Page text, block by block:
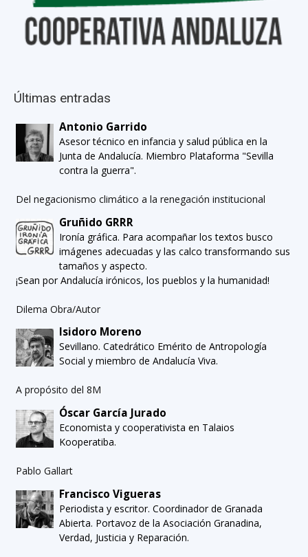
Últimas entradas
Antonio Garrido
Asesor técnico en infancia y salud pública en la
Junta de Andalucía. Miembro Plataforma "Sevilla
contra la guerra".
Del negacionismo climático a la renegación institucional
Gruñido GRRR
Ironía gráfica. Para acompañar los textos busco
imágenes adecuadas y las calco transformando sus
tamaños y aspecto.
¡Sean por Andalucía irónicos, los pueblos y la humanidad!
Dilema Obra/Autor
Isidoro Moreno
Sevillano. Catedrático Emérito de Antropología
Social y miembro de Andalucía Viva.
A propósito del 8M
Óscar García Jurado
Economista y cooperativista en Talaios
Kooperatiba.
Pablo Gallart
Francisco Vigueras
Periodista y escritor. Coordinador de Granada
Abierta. Portavoz de la Asociación Granadina,
Verdad, Justicia y Reparación.